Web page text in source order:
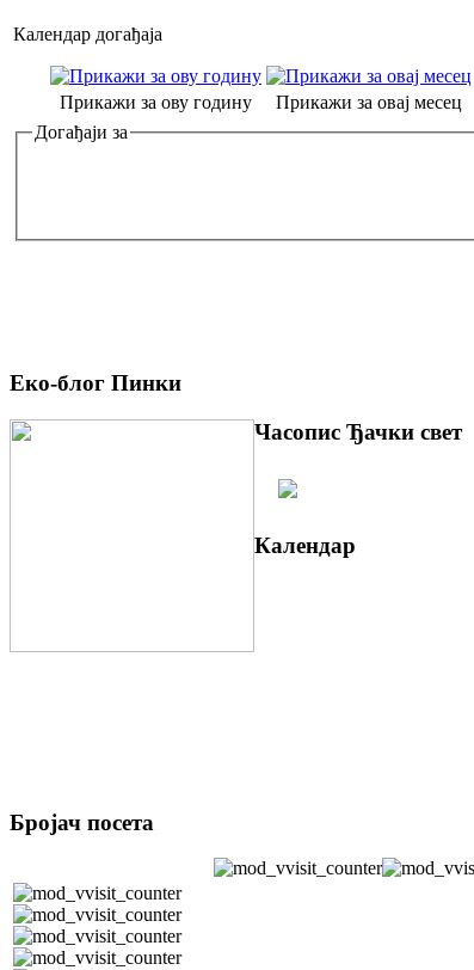
Календар догађаја
Прикажи за ову годину Прикажи за овај месец
Догађаји за
Еко-блог Пинки
Часопис Ђачки свет
Календар
Бројач посета